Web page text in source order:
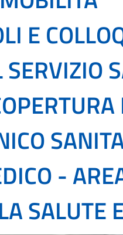
E
-
SALUTE